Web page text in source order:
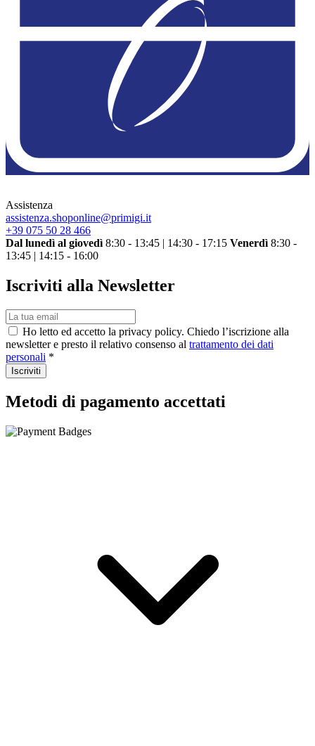
Assistenza
assistenza.shoponline@primigi.it
+39 075 50 28 466
Dal lunedì al giovedì 8:30 - 13:45 | 14:30 - 17:15 Venerdì 8:30 -
13:45 | 14:15 - 16:00
Iscriviti alla Newsletter
Ho letto ed accetto la privacy policy. Chiedo l’iscrizione alla
newsletter e presto il relativo consenso al trattamento dei dati
personali *
Iscriviti
Metodi di pagamento accettati